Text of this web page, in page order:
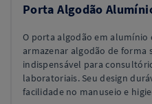
Porta Algodão
O porta algodão em alumínio
armazenar algodão de forma
indispensável para
laboratoriais. Seu design
facilidade no manuseio e